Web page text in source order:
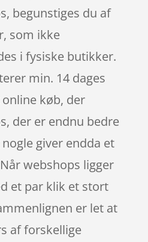
begunstiges du af
som ikke
i fysiske butikker.
min. 14 dages
køb, der
der er endnu bedre
giver endda et
webshops ligger
et par klik et stort
er let at
af forskellige